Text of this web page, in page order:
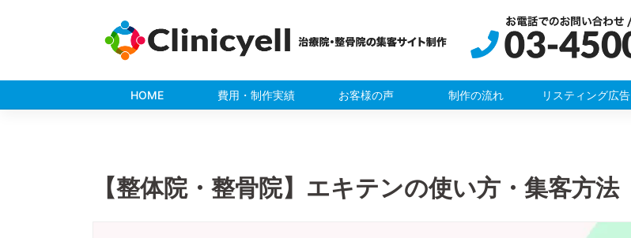
HOME 費用・制作実績 お客様の声 制作の流れ リスティング広告
【整体院・整骨院】エキテンの使い方・集客方法